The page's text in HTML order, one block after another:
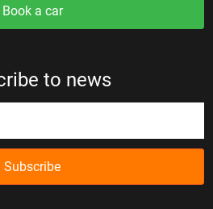
Book a car
to news
Subscribe